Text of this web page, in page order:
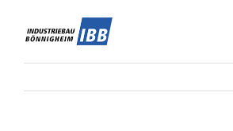
springen